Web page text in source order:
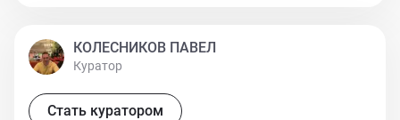
КОЛЕСНИКОВ ПАВЕЛ
Куратор
Стать куратором